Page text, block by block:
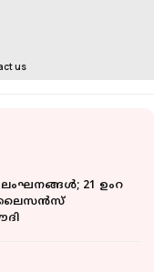
us
21 ഉംറ
ലൈസൻസ്